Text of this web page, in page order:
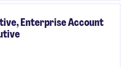
Enterprise Account